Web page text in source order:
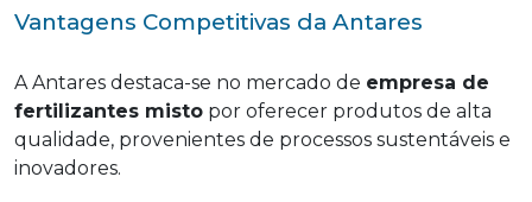
Vantagens Competitivas da Antares
A Antares destaca-se no mercado de empresa de
fertilizantes misto por oferecer produtos de alta
qualidade, provenientes de processos sustentáveis e
inovadores.